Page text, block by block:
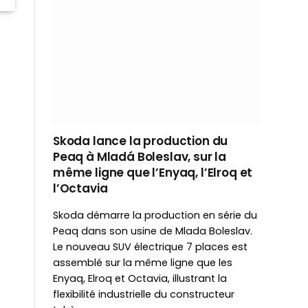
Skoda lance la production du
Peaq à Mladá Boleslav, sur la
même ligne que l’Enyaq, l’Elroq et
l’Octavia
Skoda démarre la production en série du
Peaq dans son usine de Mlada Boleslav.
Le nouveau SUV électrique 7 places est
assemblé sur la même ligne que les
Enyaq, Elroq et Octavia, illustrant la
flexibilité industrielle du constructeur